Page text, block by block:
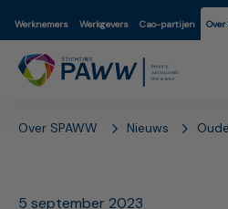
Werknemers Werkgevers Cao-partijen Over
Over SPAWW Nieuws
5 september 2023